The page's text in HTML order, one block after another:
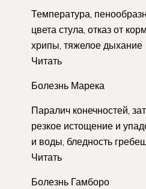
Температура,
цвета стула, отказ от
хрипы, тяжелое дыхание
Читать
Болезнь Марека
Паралич конечностей,
резкое истощение и
и воды, бледность
Читать
Болезнь Гамборо